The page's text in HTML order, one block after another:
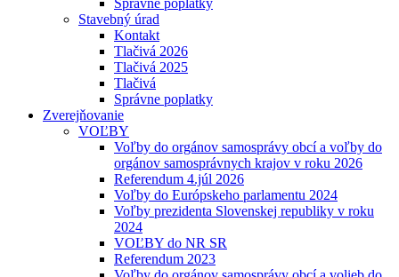
Správne poplatky
Stavebný úrad
Kontakt
Tlačivá 2026
Tlačivá 2025
Tlačivá
Správne poplatky
Zverejňovanie
VOĽBY
Voľby do orgánov samosprávy obcí a voľby do
orgánov samosprávnych krajov v roku 2026
Referendum 4.júl 2026
Voľby do Európskeho parlamentu 2024
Voľby prezidenta Slovenskej republiky v roku
2024
VOĽBY do NR SR
Referendum 2023